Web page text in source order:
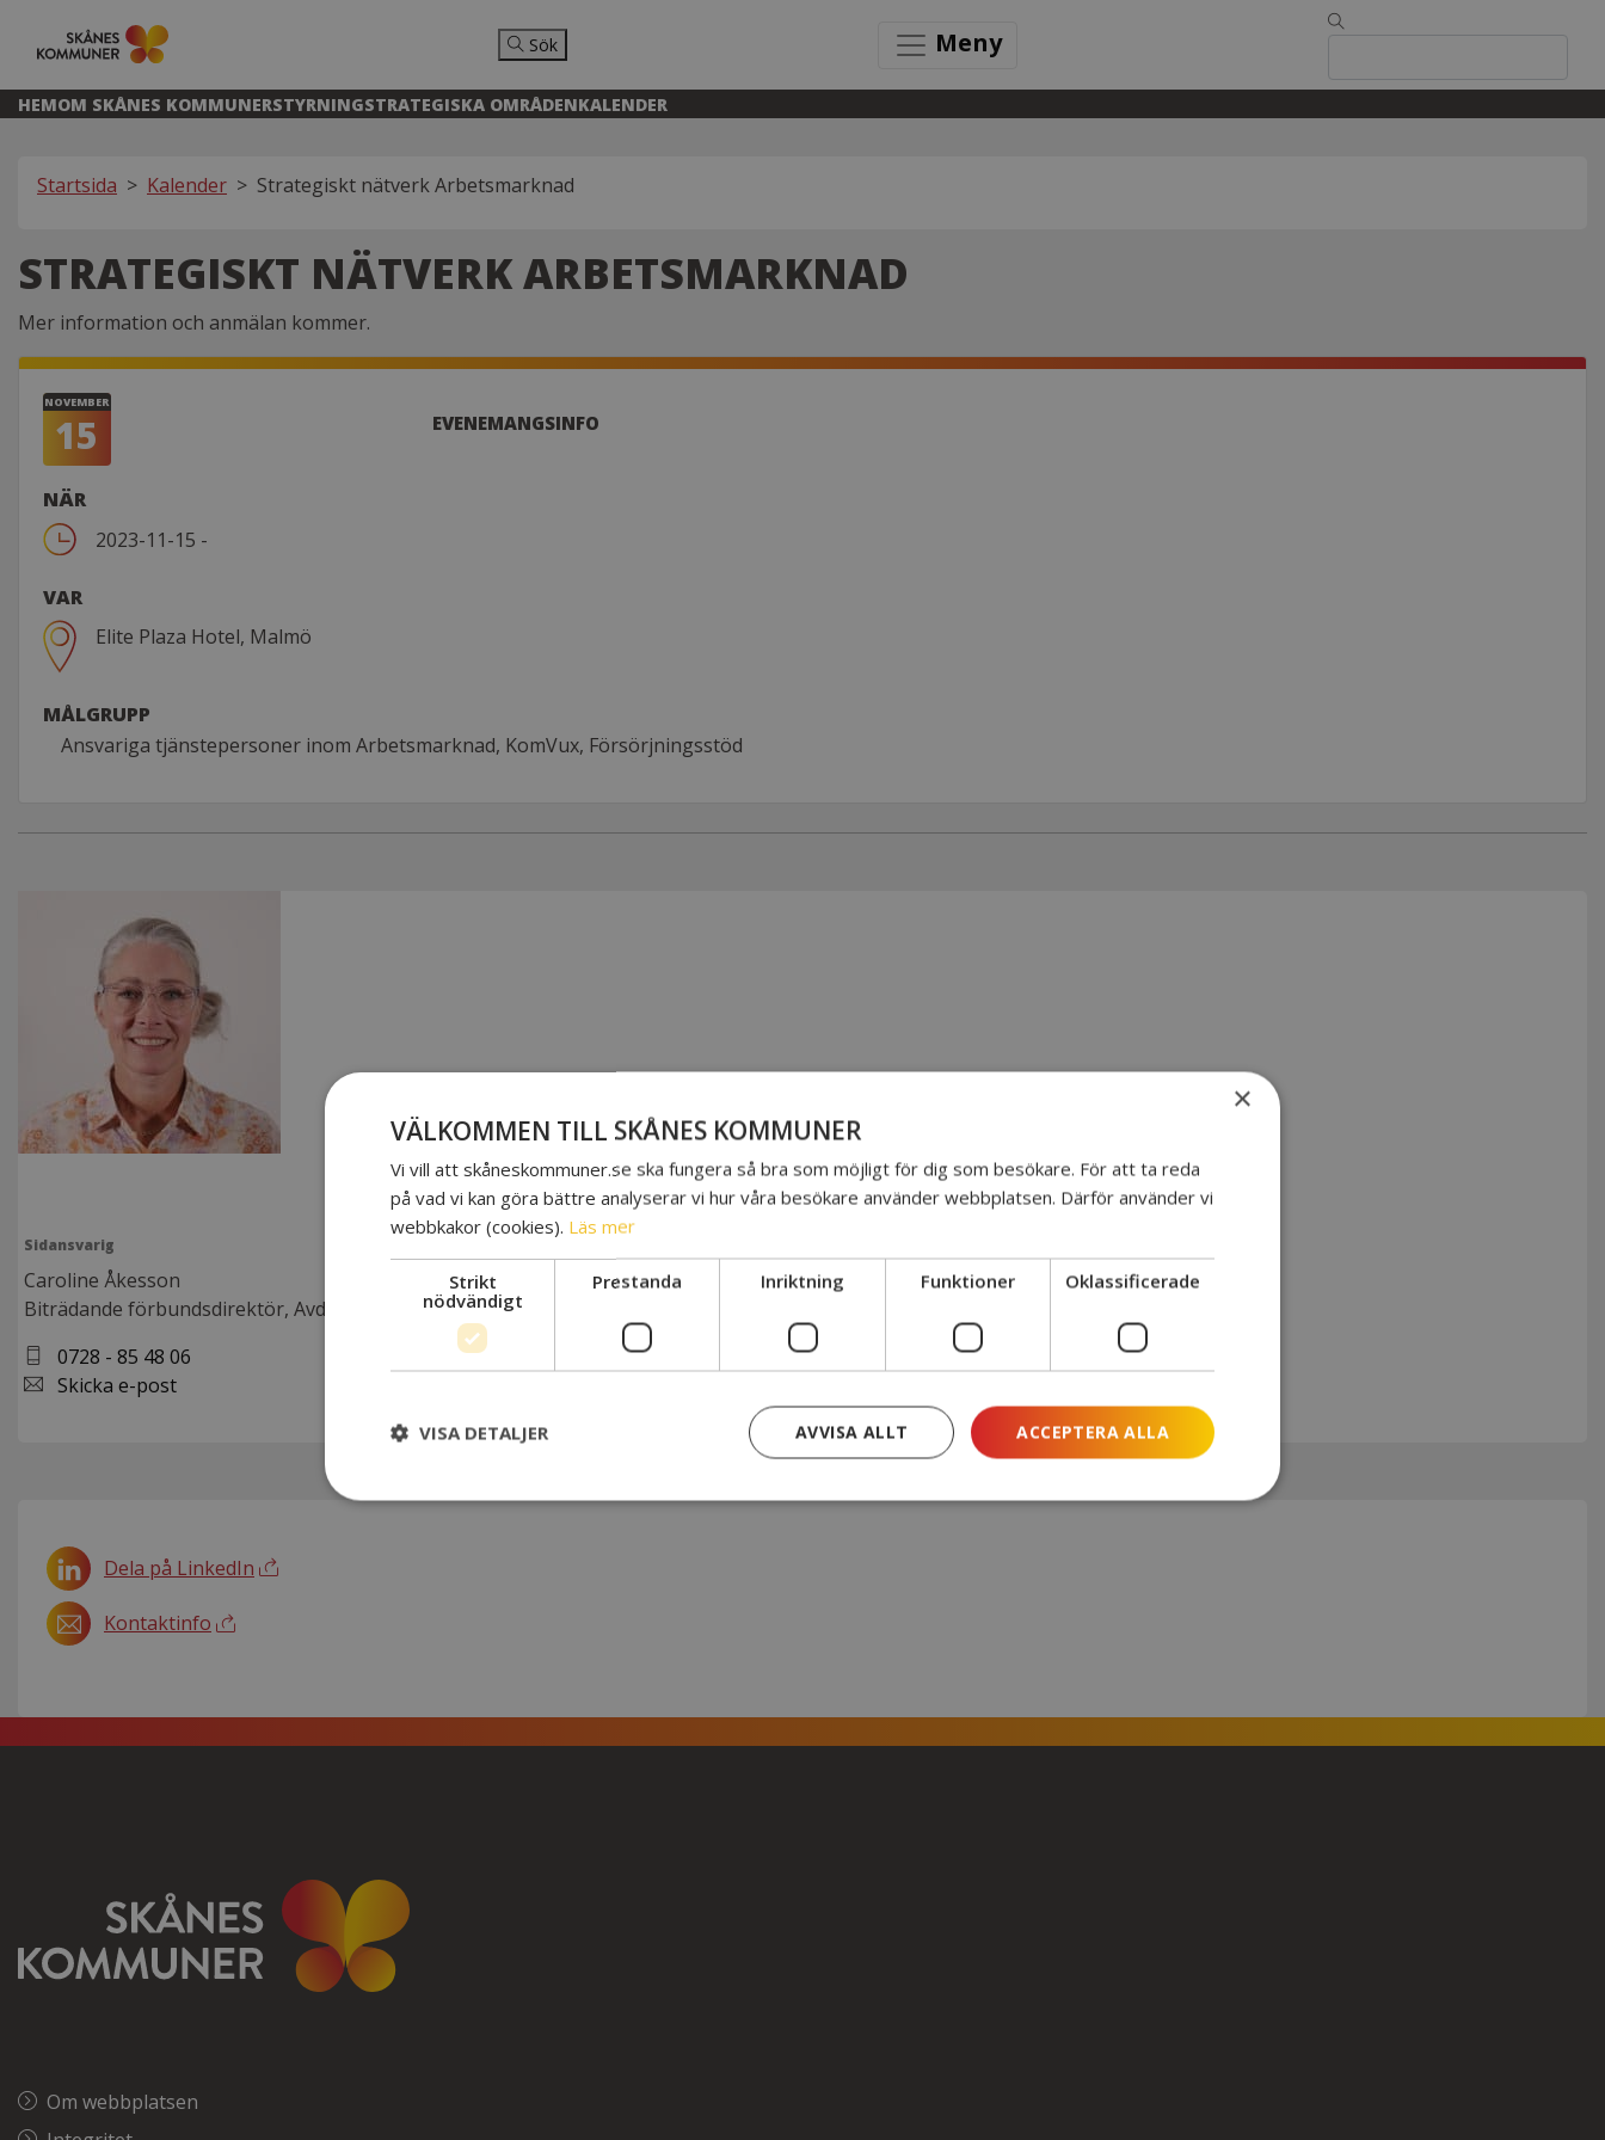
Sök Meny
HEMOM SKÅNES KOMMUNERSTYRNINGSTRATEGISKA OMRÅDENKALENDER
Startsida > Kalender > Strategiskt nätverk Arbetsmarknad
STRATEGISKT NÄTVERK ARBETSMARKNAD
Mer information och anmälan kommer.
NOVEMBER
15 EVENEMANGSINFO
NÄR
2023-11-15 -
VAR
Elite Plaza Hotel, Malmö
MÅLGRUPP
Ansvariga tjänstepersoner inom Arbetsmarknad, KomVux, Försörjningsstöd
Sidansvarig
Caroline Åkesson
Biträdande förbundsdirektör, Avdelningschef Utbildning och arbetsmarknad
0728 - 85 48 06
Skicka e-post
Dela på LinkedIn
Kontaktinfo
Om webbplatsen
×
VÄLKOMMEN TILL SKÅNES KOMMUNER
Vi vill att skåneskommuner.se ska fungera så bra som möjligt för dig som besökare. För att ta reda
på vad vi kan göra bättre analyserar vi hur våra besökare använder webbplatsen. Därför använder vi
webbkakor (cookies). Läs mer
Strikt
nödvändigt
Prestanda Inriktning Funktioner Oklassificerade
ACCEPTERA ALLA
AVVISA ALLT
VISA DETALJER